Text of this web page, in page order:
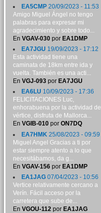
EA5CMP20/09/2023 - 11:53
Amigo Miguel Ángel no tengo
palabras para expresar mi
agradecimiento y sobre todo...
En VGAV-030por EA1DMP
EA7JGU 19/09/2023 - 17:12
Esta actividad tiene una
caminata de 18km entre ida y
vuelta. También es una acti...
En VGJ-093por EA7JGU
EA6LU 10/09/2023 - 17:36
FELICITACIONES Luc,
enhorabuena por la actividad de
vértice, disfruta de Mallorca...
En VGIB-010por ON7DQ
EA7HMK 25/08/2023 - 09:59
Miguel Angel Gracias a ti por
estar siempre atento a lo que
necesitábamos, da g...
En VGAV-156por EA1DMP
EA1JAG07/04/2023 - 10:56
Vertice relativamente cercano a
Verín. Fácil acceso por la
carretera que sube de...
En VGOU-112por EA1JAG